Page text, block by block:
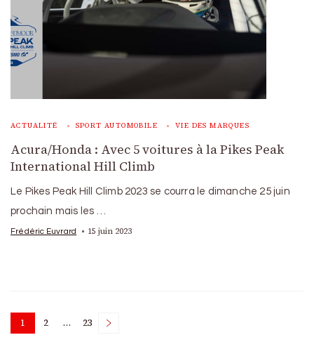
ACTUALITÉ SPORT AUTOMOBILE VIE DES MARQUES
Acura/Honda : Avec 5 voitures à la Pikes Peak
International Hill Climb
Le Pikes Peak Hill Climb 2023 se courra le dimanche 25 juin
prochain mais les …
Frédéric Euvrard 15 juin 2023
Posts
Page
1 Page
2 … Page
23